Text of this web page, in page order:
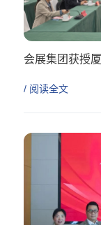
会展集团获授
/ 阅读全文